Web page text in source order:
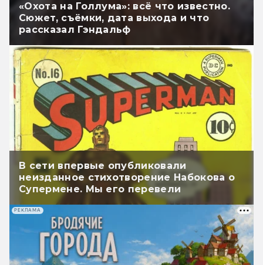
«Охота на Голлума»: всё что известно.
Сюжет, съёмки, дата выхода и что
рассказал Гэндальф
В сети впервые опубликовали
неизданное стихотворение Набокова о
Супермене. Мы его перевели
РЕКЛАМА